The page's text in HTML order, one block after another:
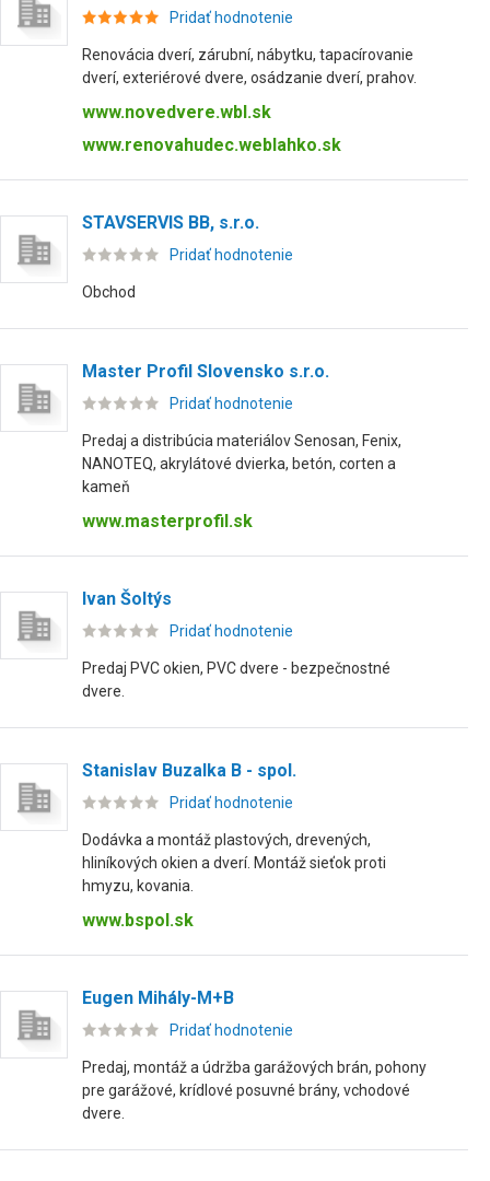
Pridať hodnotenie
Renovácia dverí, zárubní, nábytku, tapacírovanie
dverí, exteriérové dvere, osádzanie dverí, prahov.
www.novedvere.wbl.sk
www.renovahudec.weblahko.sk
STAVSERVIS BB, s.r.o.
Pridať hodnotenie
Obchod
Master Profil Slovensko s.r.o.
Pridať hodnotenie
Predaj a distribúcia materiálov Senosan, Fenix,
NANOTEQ, akrylátové dvierka, betón, corten a
kameň
www.masterprofil.sk
Ivan Šoltýs
Pridať hodnotenie
Predaj PVC okien, PVC dvere - bezpečnostné
dvere.
Stanislav Buzalka B - spol.
Pridať hodnotenie
Dodávka a montáž plastových, drevených,
hliníkových okien a dverí. Montáž sieťok proti
hmyzu, kovania.
www.bspol.sk
Eugen Mihály-M+B
Pridať hodnotenie
Predaj, montáž a údržba garážových brán, pohony
pre garážové, krídlové posuvné brány, vchodové
dvere.